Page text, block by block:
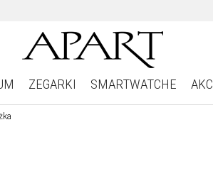
ZEGARKI SMARTWATCHE